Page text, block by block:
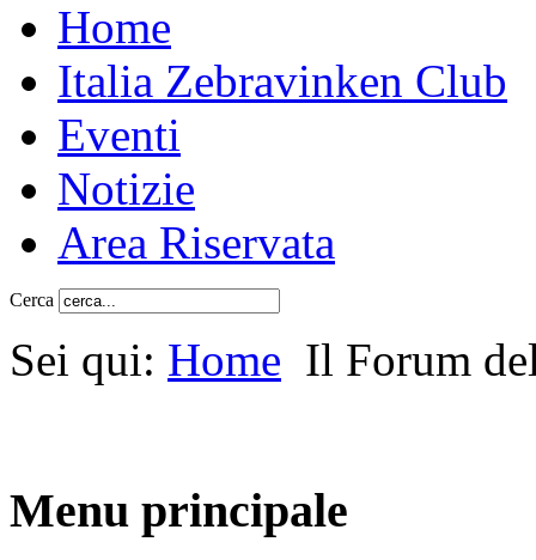
Home
Italia Zebravinken Club
Eventi
Notizie
Area Riservata
Cerca
Sei qui: Home Il Forum
Menu principale